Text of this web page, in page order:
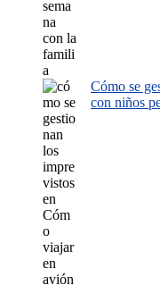
Cómo se
con niños